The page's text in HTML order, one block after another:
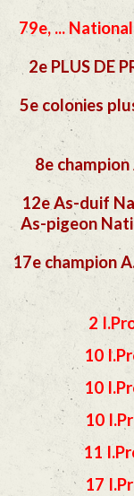
79e, ...
2e PLUS DE
5e colonies
8e
12e As-duif
As-pigeon
17e champion
2
10
10
10
11
17